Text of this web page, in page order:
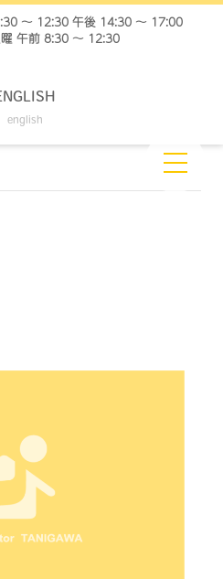
english
～ 12:30 午後 14:30 ～ 17:00
午前 8:30 ～ 12:30